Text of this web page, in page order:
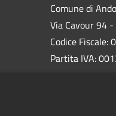
Comune di
Via Cavour 94
Codice Fiscale:
Partita IVA: